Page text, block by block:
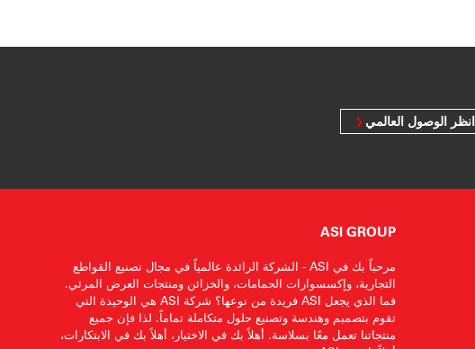
انظر الوصول العالمي
ASI GROUP
مرحباً بك في ASI - الشركة الرائدة عالمياً في مجال تصنيع القواطع
التجارية، وإكسسوارات الحمامات، والخزائن ومنتجات العرض المرئي.
فما الذي يجعل ASI فريدة من نوعها؟ شركة ASI هي الوحيدة التي
تقوم بتصميم وهندسة وتصنيع حلول متكاملة تماماً. لذا فإن جميع
منتجاتنا تعمل معًا بسلاسة. أهلاً بك في الاختيار، أهلاً بك في الابتكارات،